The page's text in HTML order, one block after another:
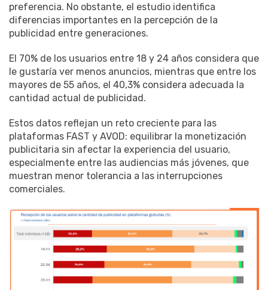
preferencia. No obstante, el estudio identifica
diferencias importantes en la percepción de la
publicidad entre generaciones.
El 70% de los usuarios entre 18 y 24 años considera que
le gustaría ver menos anuncios, mientras que entre los
mayores de 55 años, el 40,3% considera adecuada la
cantidad actual de publicidad.
Estos datos reflejan un reto creciente para las
plataformas FAST y AVOD: equilibrar la monetización
publicitaria sin afectar la experiencia del usuario,
especialmente entre las audiencias más jóvenes, que
muestran menor tolerancia a las interrupciones
comerciales.